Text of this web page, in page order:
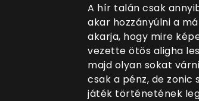
A hír talán csak
akar hozzányúlni a
akarja, hogy mire
vezette ötös aligha
majd olyan sokat
csak a pénz, de zonic
játék történetének